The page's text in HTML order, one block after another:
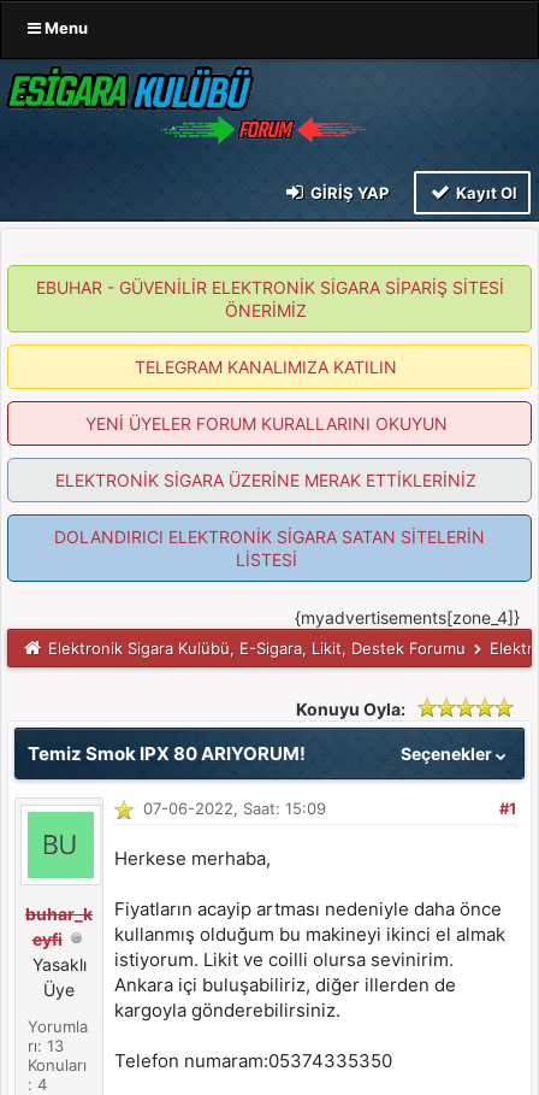
Menu
GIRIŞ YAP Kayıt Ol
EBUHAR - GÜVENİLİR ELEKTRONİK SİGARA SİPARİŞ SİTESİ
ÖNERİMİZ
TELEGRAM KANALIMIZA KATILIN
YENİ ÜYELER FORUM KURALLARINI OKUYUN
ELEKTRONİK SİGARA ÜZERİNE MERAK ETTİKLERİNİZ
DOLANDIRICI ELEKTRONİK SİGARA SATAN SİTELERİN
LİSTESİ
{myadvertisements[zone_4]}
Elektronik Sigara Kulübü, E-Sigara, Likit, Destek Forumu
Konuyu Oyla:
Seçenekler
Temiz Smok IPX 80 ARIYORUM!
buhar_k
eyfi
Yasaklı
Üye
Yorumla
rı: 13
Konuları
: 4
#1
07-06-2022, Saat: 15:09
Herkese merhaba,
Fiyatların acayip artması nedeniyle daha önce
kullanmış olduğum bu makineyi ikinci el almak
istiyorum. Likit ve coilli olursa sevinirim.
Ankara içi buluşabiliriz, diğer illerden de
kargoyla gönderebilirsiniz.
Telefon numaram:05374335350